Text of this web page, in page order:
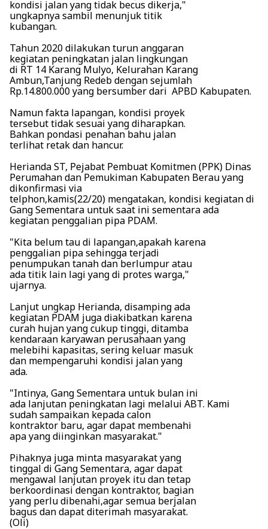
kondisi jalan yang tidak becus dikerja,"
ungkapnya sambil menunjuk titik
kubangan.
Tahun 2020 dilakukan turun anggaran
kegiatan peningkatan jalan lingkungan
di RT 14 Karang Mulyo, Kelurahan Karang
Ambun,Tanjung Redeb dengan sejumlah
Rp.14.800.000 yang bersumber dari APBD Kabupaten.
Namun fakta lapangan, kondisi proyek
tersebut tidak sesuai yang diharapkan.
Bahkan pondasi penahan bahu jalan
terlihat retak dan hancur.
Herianda ST, Pejabat Pembuat Komitmen (PPK) Dinas
Perumahan dan Pemukiman Kabupaten Berau yang
dikonfirmasi via
telphon,kamis(22/20) mengatakan, kondisi kegiatan di
Gang Sementara untuk saat ini sementara ada
kegiatan penggalian pipa PDAM.
"Kita belum tau di lapangan,apakah karena
penggalian pipa sehingga terjadi
penumpukan tanah dan berlumpur atau
ada titik lain lagi yang di protes warga,"
ujarnya.
Lanjut ungkap Herianda, disamping ada
kegiatan PDAM juga diakibatkan karena
curah hujan yang cukup tinggi, ditamba
kendaraan karyawan perusahaan yang
melebihi kapasitas, sering keluar masuk
dan mempengaruhi kondisi jalan yang
ada.
"Intinya, Gang Sementara untuk bulan ini
ada lanjutan peningkatan lagi melalui ABT. Kami
sudah sampaikan kepada calon
kontraktor baru, agar dapat membenahi
apa yang diinginkan masyarakat."
Pihaknya juga minta masyarakat yang
tinggal di Gang Sementara, agar dapat
mengawal lanjutan proyek itu dan tetap
berkoordinasi dengan kontraktor, bagian
yang perlu dibenahi,agar semua berjalan
bagus dan dapat diterimah masyarakat.
(Oli)